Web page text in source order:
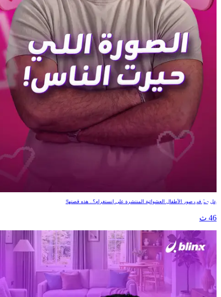
هل صادفت صور الأطفال العشوائية المنتشرة على إنستغرام؟.. هذه قصتها!
46 ث